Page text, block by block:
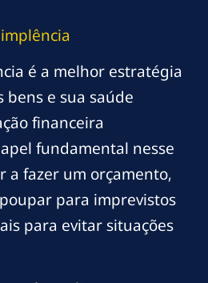
é a melhor estratégia
e sua saúde
financeira
fundamental nesse
a fazer um orçamento,
para imprevistos
para evitar situações